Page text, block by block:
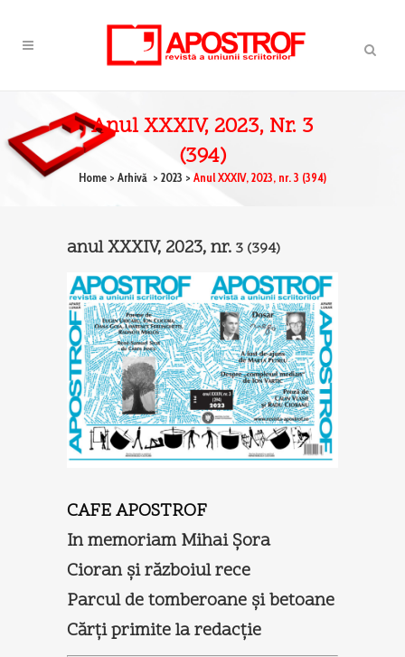
Anul XXXIV, 2023, Nr. 3
(394)
Home > Arhivă > 2023 > Anul XXXIV, 2023, nr. 3 (394)
anul XXXIV, 2023, nr. 3 (394)
CAFE APOSTROF
In memoriam Mihai Şora
Cioran şi războiul rece
Parcul de tomberoane şi betoane
Cărţi primite la redacţie